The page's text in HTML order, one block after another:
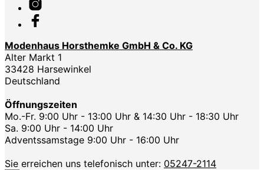
Modenhaus Horsthemke GmbH & Co. KG
Alter Markt 1
33428 Harsewinkel
Deutschland
Öffnungszeiten
Mo.-Fr. 9:00 Uhr - 13:00 Uhr & 14:30 Uhr - 18:30 Uhr
Sa. 9:00 Uhr - 14:00 Uhr
Adventssamstage 9:00 Uhr - 16:00 Uhr
Sie erreichen uns telefonisch unter: 05247-2114